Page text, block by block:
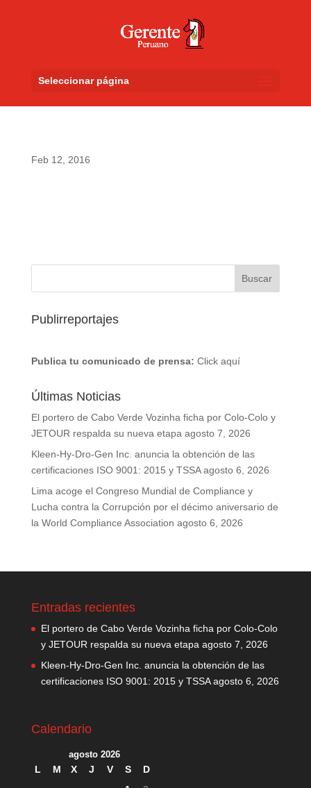
Seleccionar página
Feb 12, 2016
Publirreportajes
Publica tu comunicado de prensa: Click aquí
Últimas Noticias
El portero de Cabo Verde Vozinha ficha por Colo-Colo y
JETOUR respalda su nueva etapa agosto 7, 2026
Kleen-Hy-Dro-Gen Inc. anuncia la obtención de las
certificaciones ISO 9001: 2015 y TSSA agosto 6, 2026
Lima acoge el Congreso Mundial de Compliance y
Lucha contra la Corrupción por el décimo aniversario de
la World Compliance Association agosto 6, 2026
Entradas recientes
El portero de Cabo Verde Vozinha ficha por Colo-Colo
y JETOUR respalda su nueva etapa agosto 7, 2026
Kleen-Hy-Dro-Gen Inc. anuncia la obtención de las
certificaciones ISO 9001: 2015 y TSSA agosto 6, 2026
Calendario
agosto 2026
L M X J V S
D